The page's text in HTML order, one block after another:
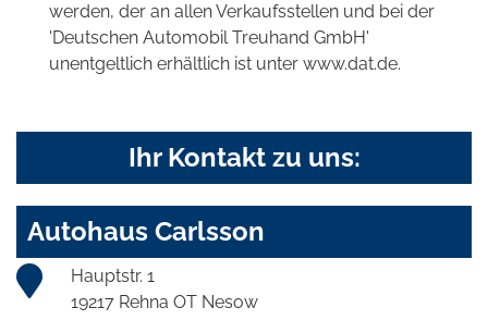
werden, der an allen Verkaufsstellen und bei der
'Deutschen Automobil Treuhand GmbH'
unentgeltlich erhältlich ist unter www.dat.de.
Ihr Kontakt zu uns:
Autohaus Carlsson
Hauptstr. 1
19217 Rehna OT Nesow